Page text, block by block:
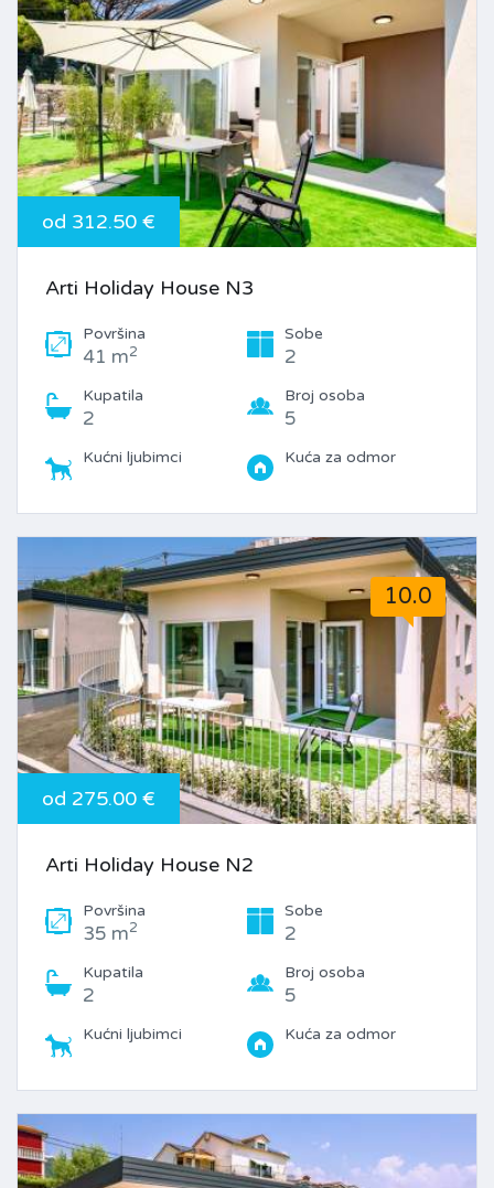
od 312.50 €
Arti Holiday House N3
Površina
41 m2
Sobe
2
Kupatila
2
Broj osoba
5
Kućni ljubimci Kuća za odmor
10.0
od 275.00 €
Arti Holiday House N2
Površina
35 m2
Sobe
2
Kupatila
2
Broj osoba
5
Kućni ljubimci Kuća za odmor